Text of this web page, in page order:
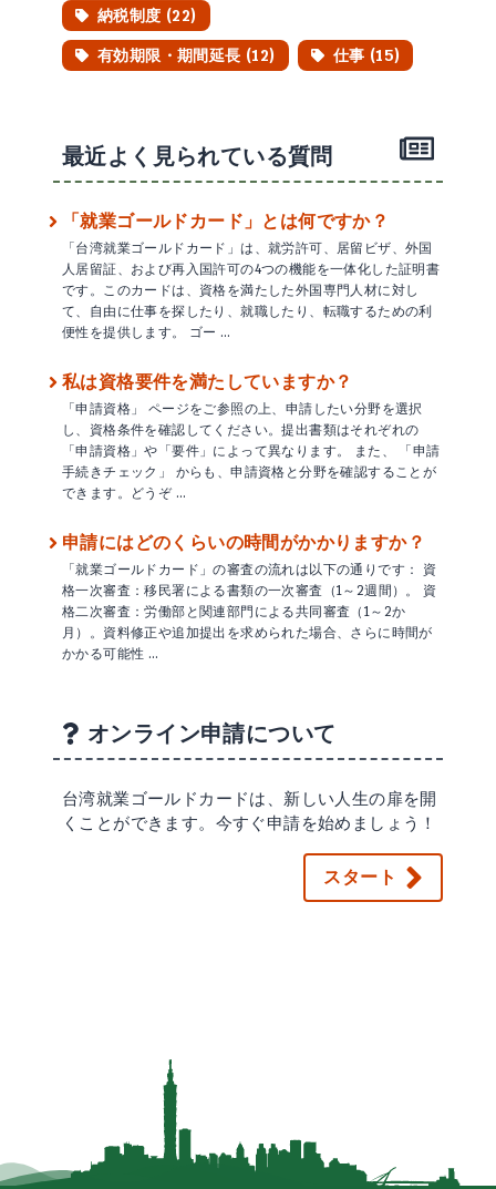
納税制度 (22)
有効期限・期間延長 (12)
仕事 (15)
最近よく見られている質問
「就業ゴールドカード」とは何ですか？
「台湾就業ゴールドカード」は、就労許可、居留ビザ、外国
人居留証、および再入国許可の4つの機能を一体化した証明書
です。このカードは、資格を満たした外国専門人材に対し
て、自由に仕事を探したり、就職したり、転職するための利
便性を提供します。 ゴー …
私は資格要件を満たしていますか？
「申請資格」 ページをご参照の上、申請したい分野を選択
し、資格条件を確認してください。提出書類はそれぞれの
「申請資格」や「要件」によって異なります。 また、 「申請
手続きチェック」 からも、申請資格と分野を確認することが
できます。どうぞ …
申請にはどのくらいの時間がかかりますか？
「就業ゴールドカード」の審査の流れは以下の通りです： 資
格一次審査：移民署による書類の一次審査（1～2週間）。 資
格二次審査：労働部と関連部門による共同審査（1～2か
月）。資料修正や追加提出を求められた場合、さらに時間が
かかる可能性 …
オンライン申請について
台湾就業ゴールドカードは、新しい人生の扉を開
くことができます。今すぐ申請を始めましょう！
スタート